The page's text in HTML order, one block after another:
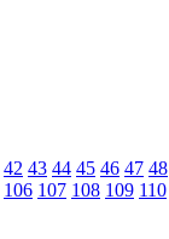
42 43 44 45 46 47 48
106 107 108 109 110